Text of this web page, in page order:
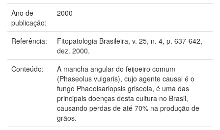
Ano de
publicação:
2000
Referência:
Fitopatologia Brasileira, v. 25, n. 4, p. 637-642,
dez. 2000.
Conteúdo:
A mancha angular do feijoeiro comum
(Phaseolus vulgaris), cujo agente causal é o
fungo Phaeoisariopsis griseola, é uma das
principais doenças desta cultura no Brasil,
causando perdas de até 70% na produção de
grãos.